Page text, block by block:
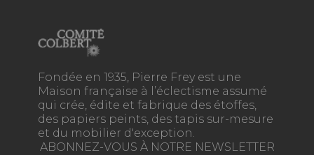
Fondée en 1935, Pierre Frey est une
Maison française à l’éclectisme assumé
qui crée, édite et fabrique des étoffes,
des papiers peints, des tapis sur-mesure
et du mobilier d'exception.
ABONNEZ-VOUS À NOTRE NEWSLETTER